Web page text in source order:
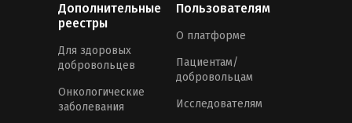
Дополнительные
реестры
Для здоровых
добровольцев
Онкологические
заболевания
Пользователям
О платформе
Пациентам/
добровольцам
Исследователям